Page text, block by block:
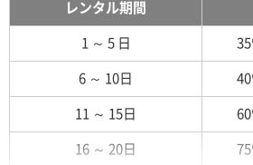
レンタル期間
1 ～ 5 日
6 ～ 10日
11 ～ 15日
16 ～ 20日